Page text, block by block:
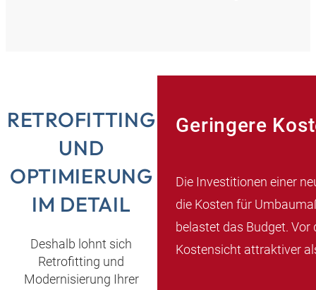
RETROFITTING
UND
OPTIMIERUNG
IM DETAIL
Deshalb lohnt sich
Retrofitting und
Modernisierung Ihrer
Geringere
Die Investitionen einer
die Kosten für
belastet das Budget.
Kostensicht attraktiver